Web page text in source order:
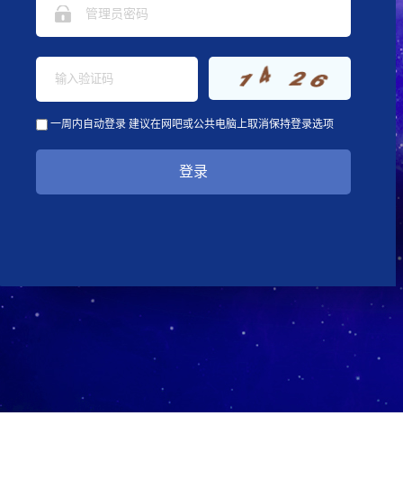
一周内自动登录 建议在网吧或公共电脑上取消保持登录选项